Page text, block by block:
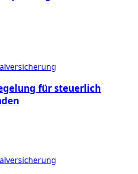
für steuerlich